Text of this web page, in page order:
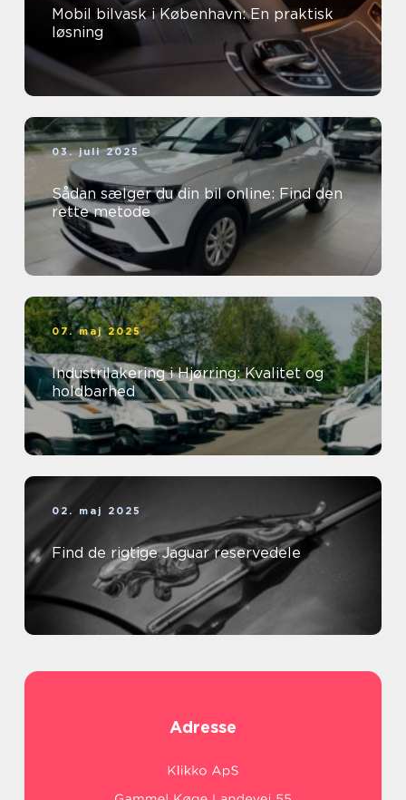
Mobil bilvask i København: En praktisk
løsning
03. juli 2025
Sådan sælger du din bil online: Find den
rette metode
07. maj 2025
Industrilakering i Hjørring: Kvalitet og
holdbarhed
02. maj 2025
Find de rigtige Jaguar reservedele
Adresse